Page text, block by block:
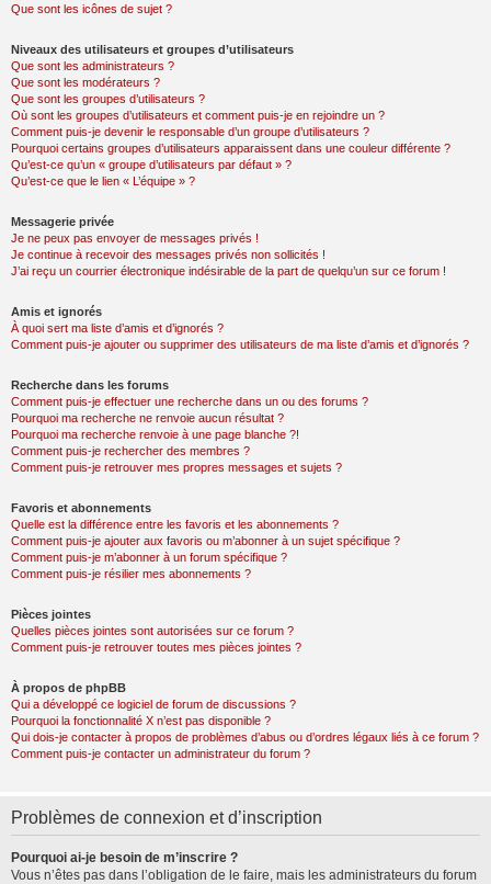
Que sont les icônes de sujet ?
Niveaux des utilisateurs et groupes d’utilisateurs
Que sont les administrateurs ?
Que sont les modérateurs ?
Que sont les groupes d’utilisateurs ?
Où sont les groupes d’utilisateurs et comment puis-je en rejoindre un ?
Comment puis-je devenir le responsable d’un groupe d’utilisateurs ?
Pourquoi certains groupes d’utilisateurs apparaissent dans une couleur différente ?
Qu’est-ce qu’un « groupe d’utilisateurs par défaut » ?
Qu’est-ce que le lien « L’équipe » ?
Messagerie privée
Je ne peux pas envoyer de messages privés !
Je continue à recevoir des messages privés non sollicités !
J’ai reçu un courrier électronique indésirable de la part de quelqu’un sur ce forum !
Amis et ignorés
À quoi sert ma liste d’amis et d’ignorés ?
Comment puis-je ajouter ou supprimer des utilisateurs de ma liste d’amis et d’ignorés ?
Recherche dans les forums
Comment puis-je effectuer une recherche dans un ou des forums ?
Pourquoi ma recherche ne renvoie aucun résultat ?
Pourquoi ma recherche renvoie à une page blanche ?!
Comment puis-je rechercher des membres ?
Comment puis-je retrouver mes propres messages et sujets ?
Favoris et abonnements
Quelle est la différence entre les favoris et les abonnements ?
Comment puis-je ajouter aux favoris ou m’abonner à un sujet spécifique ?
Comment puis-je m’abonner à un forum spécifique ?
Comment puis-je résilier mes abonnements ?
Pièces jointes
Quelles pièces jointes sont autorisées sur ce forum ?
Comment puis-je retrouver toutes mes pièces jointes ?
À propos de phpBB
Qui a développé ce logiciel de forum de discussions ?
Pourquoi la fonctionnalité X n’est pas disponible ?
Qui dois-je contacter à propos de problèmes d’abus ou d’ordres légaux liés à ce forum ?
Comment puis-je contacter un administrateur du forum ?
Problèmes de connexion et d’inscription
Pourquoi ai-je besoin de m’inscrire ?
Vous n’êtes pas dans l’obligation de le faire, mais les administrateurs du forum